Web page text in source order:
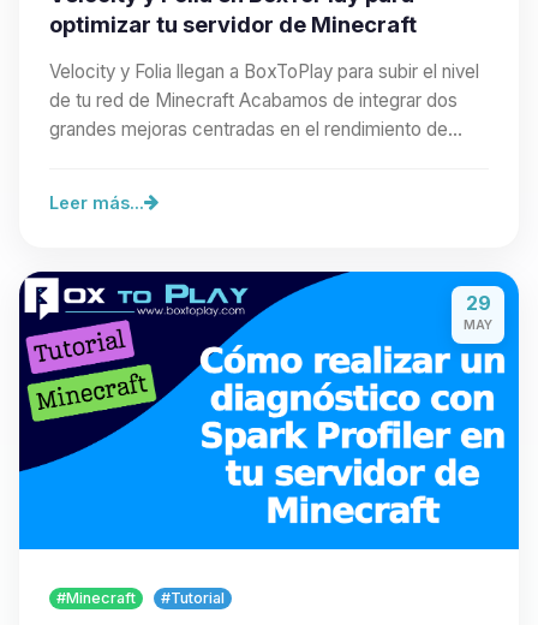
optimizar tu servidor de Minecraft
Velocity y Folia llegan a BoxToPlay para subir el nivel
de tu red de Minecraft Acabamos de integrar dos
grandes mejoras centradas en el rendimiento de…
Leer más...
29
MAY
#Minecraft #Tutorial